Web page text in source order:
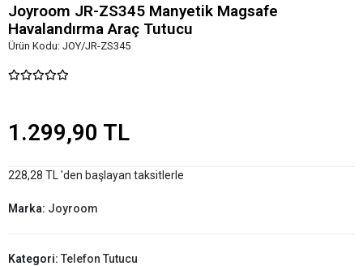
Joyroom JR-ZS345 Manyetik Magsafe
Havalandırma Araç Tutucu
Ürün Kodu: JOY/JR-ZS345
1.299,90 TL
228,28 TL 'den başlayan taksitlerle
Marka: Joyroom
Kategori: Telefon Tutucu